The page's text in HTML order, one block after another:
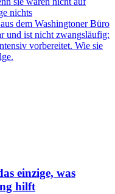
nichts
dem Washingtoner Büro
und ist nicht zwangsläufig:
vorbereitet. Wie sie
einzige, was
hilft